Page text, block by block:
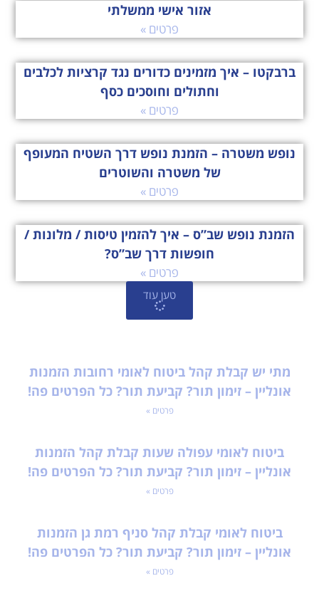
אזור אישי ממשלתי
פרטים »
ברבקטו – איך מזמינים כדורים נגד קרציות לכלבים
וחתולים וחוסכים כסף
פרטים »
נופש משטרה – הזמנת נופש דרך השטיח המעופף
של משטרה והשוטרים
פרטים »
הזמנת נופש שב”ס – איך להזמין טיסות / מלונות /
חופשות דרך שב”ס?
פרטים »
טען עוד
מתי יש קבלת קהל ביטוח לאומי רחובות הזמנות
אונליין – זימון תור? קביעת תור? כל הפרטים פה!
פרטים »
ביטוח לאומי עפולה שעות קבלת קהל הזמנות
אונליין – זימון תור? קביעת תור? כל הפרטים פה!
פרטים »
ביטוח לאומי קבלת קהל סניף רמת גן הזמנות
אונליין – זימון תור? קביעת תור? כל הפרטים פה!
פרטים »